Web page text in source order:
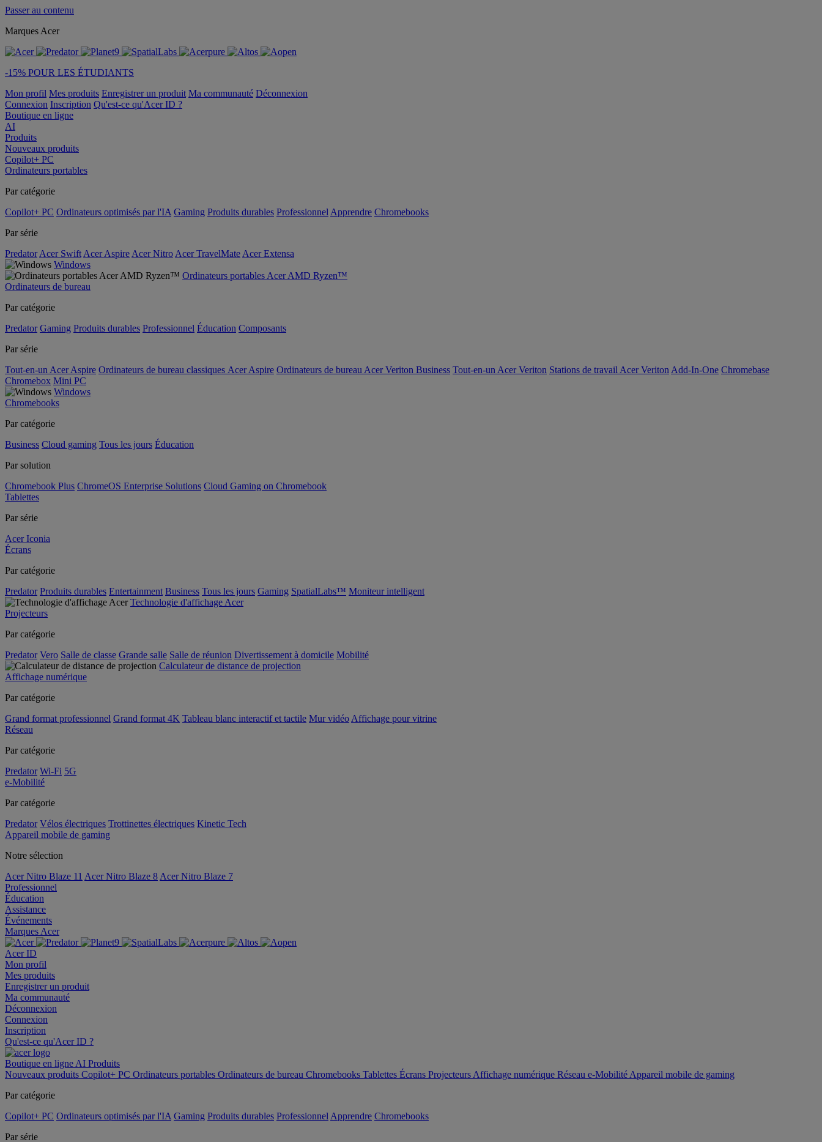
Passer au contenu
Marques Acer
-15% POUR LES ÉTUDIANTS
Mon profil Mes produits Enregistrer un produit Ma communauté Déconnexion
Connexion Inscription Qu'est-ce qu'Acer ID ?
Boutique en ligne
AI
Produits
Nouveaux produits
Copilot+ PC
Ordinateurs portables
Par catégorie
Copilot+ PC Ordinateurs optimisés par l'IA Gaming Produits durables Professionnel Apprendre Chromebooks
Par série
Predator Acer Swift Acer Aspire Acer Nitro Acer TravelMate Acer Extensa
Windows
Ordinateurs portables Acer AMD Ryzen™
Ordinateurs de bureau
Par catégorie
Predator Gaming Produits durables Professionnel Éducation Composants
Par série
Tout-en-un Acer Aspire Ordinateurs de bureau classiques Acer Aspire Ordinateurs de bureau Acer Veriton Business Tout-en-un Acer Veriton Stations de travail Acer Veriton Add-In-One Chromebase
Chromebox Mini PC
Windows
Chromebooks
Par catégorie
Business Cloud gaming Tous les jours Éducation
Par solution
Chromebook Plus ChromeOS Enterprise Solutions Cloud Gaming on Chromebook
Tablettes
Par série
Acer Iconia
Écrans
Par catégorie
Predator Produits durables Entertainment Business Tous les jours Gaming SpatialLabs™ Moniteur intelligent
Technologie d'affichage Acer
Projecteurs
Par catégorie
Predator Vero Salle de classe Grande salle Salle de réunion Divertissement à domicile Mobilité
Calculateur de distance de projection
Affichage numérique
Par catégorie
Grand format professionnel Grand format 4K Tableau blanc interactif et tactile Mur vidéo Affichage pour vitrine
Réseau
Par catégorie
Predator Wi-Fi 5G
e-Mobilité
Par catégorie
Predator Vélos électriques Trottinettes électriques Kinetic Tech
Appareil mobile de gaming
Notre sélection
Acer Nitro Blaze 11 Acer Nitro Blaze 8 Acer Nitro Blaze 7
Professionnel
Éducation
Assistance
Événements
Marques Acer
Acer ID
Mon profil
Mes produits
Enregistrer un produit
Ma communauté
Déconnexion
Connexion
Inscription
Qu'est-ce qu'Acer ID ?
Boutique en ligne AI Produits
Nouveaux produits Copilot+ PC Ordinateurs portables Ordinateurs de bureau Chromebooks Tablettes Écrans Projecteurs Affichage numérique Réseau e-Mobilité Appareil mobile de gaming
Par catégorie
Copilot+ PC Ordinateurs optimisés par l'IA Gaming Produits durables Professionnel Apprendre Chromebooks
Par série